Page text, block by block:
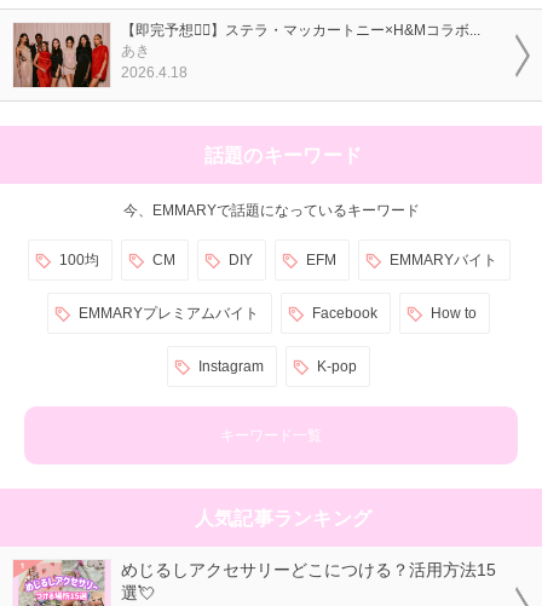
【即完予想❤️‍🔥】ステラ・マッカートニー×H&Mコラボ...
あき
2026.4.18
話題のキーワード
今、EMMARYで話題になっているキーワード
100均 CM DIY EFM EMMARYバイト
EMMARYプレミアムバイト Facebook How to
Instagram K-pop
キーワード一覧
人気記事ランキング
めじるしアクセサリーどこにつける？活用方法15
選💘